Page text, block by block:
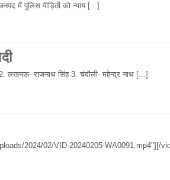
में पुलिस पीड़ितों को न्याय [...]
2. लखनऊ- राजनाथ सिंह 3. चंदौली- महेन्द्र नाथ [...]
2024/02/VID-20240205-WA0091.mp4"][/